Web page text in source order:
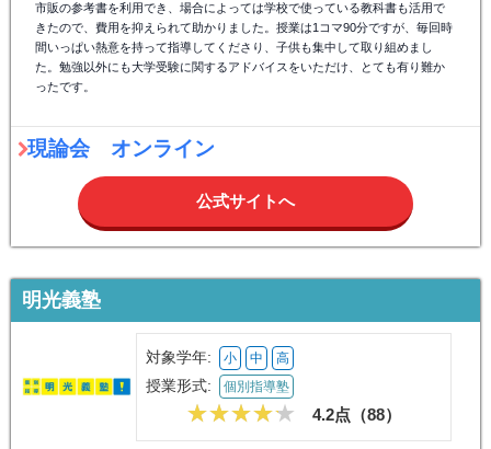
市販の参考書を利用でき、場合によっては学校で使っている教科書も活用で
きたので、費用を抑えられて助かりました。授業は1コマ90分ですが、毎回時
間いっぱい熱意を持って指導してくださり、子供も集中して取り組めまし
た。勉強以外にも大学受験に関するアドバイスをいただけ、とても有り難か
ったです。
現論会 オンライン
公式サイトへ
明光義塾
対象学年: 小 中 高
授業形式: 個別指導塾
4.2点（88）